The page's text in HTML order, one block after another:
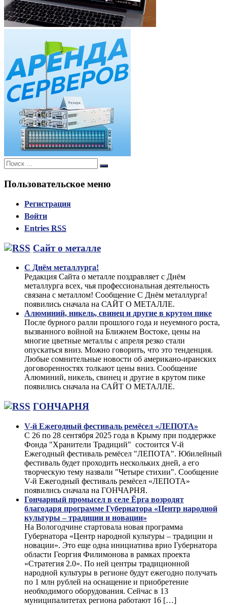
Поиск:
Поиск
Пользовательское меню
Регистрация
Войти
Entries RSS
Сайт о металле
С Днём металлурга!
Редакция Сайта о металле поздравляет с Днём
металлурга всех, чья профессиональная деятельность
связана с металлом! Сообщение С Днём металлурга!
появились сначала на САЙТ О МЕТАЛЛЕ.
Алюминий, никель, свинец и другие в крутом пике
После бурного ралли прошлого года и неуемного роста,
вызванного войной на Ближнем Востоке, цены на
многие цветные металлы с апреля резко стали
опускаться вниз. Можно говорить, что это тенденция.
Любые сомнительные новости об американо-иранских
договоренностях толкают цены вниз. Сообщение
Алюминий, никель, свинец и другие в крутом пике
появились сначала на САЙТ О МЕТАЛЛЕ.
ГОНЧАРНЯ
V-й Ежегодный фестиваль ремёсел «ЛЕПОТА»
С 26 по 28 сентября 2025 года в Крыму при поддержке
Фонда "Хранители Традиций" состоится V-й
Ежегодный фестиваль ремёсел "ЛЕПОТА". Юбилейный
фестиваль будет проходить нескольких дней, а его
творческую тему назвали "Четыре стихии". Сообщение
V-й Ежегодный фестиваль ремёсел «ЛЕПОТА»
появились сначала на ГОНЧАРНЯ.
Гончарный промысел в селе Ёрга возродят
благодаря программе Губернатора «Центр народной
культуры – традиции и новации»
На Вологодчине стартовала новая программа
Губернатора «Центр народной культуры – традиции и
новации». Это еще одна инициатива врио Губернатора
области Георгия Филимонова в рамках проекта
«Стратегия 2.0». По ней центры традиционной
народной культуры в регионе будут ежегодно получать
по 1 млн рублей на оснащение и приобретение
необходимого оборудования. Сейчас в 13
муниципалитетах региона работают 16 […]